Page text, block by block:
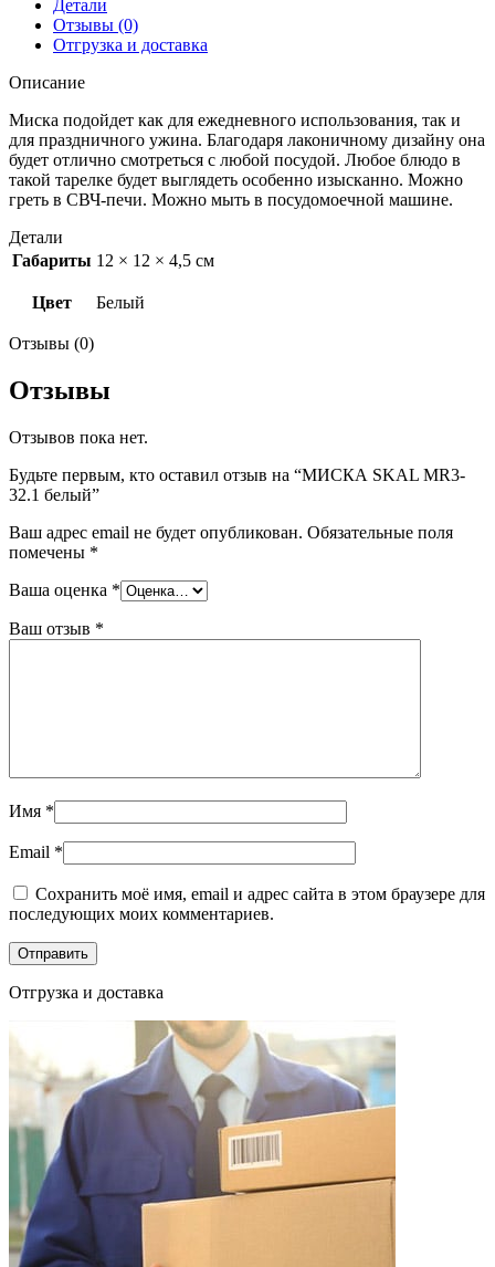
Детали
Отзывы (0)
Отгрузка и доставка
Описание
Миска подойдет как для ежедневного использования, так и
для праздничного ужина. Благодаря лаконичному дизайну она
будет отлично смотреться с любой посудой. Любое блюдо в
такой тарелке будет выглядеть особенно изысканно. Можно
греть в СВЧ-печи. Можно мыть в посудомоечной машине.
Детали
Габариты 12 × 12 × 4,5 см
Цвет Белый
Отзывы (0)
Отзывы
Отзывов пока нет.
Будьте первым, кто оставил отзыв на “МИСКА SKAL MR3-
32.1 белый”
Ваш адрес email не будет опубликован. Обязательные поля
помечены *
Ваша оценка *
Ваш отзыв *
Имя *
Email *
Сохранить моё имя, email и адрес сайта в этом браузере для
последующих моих комментариев.
Отгрузка и доставка